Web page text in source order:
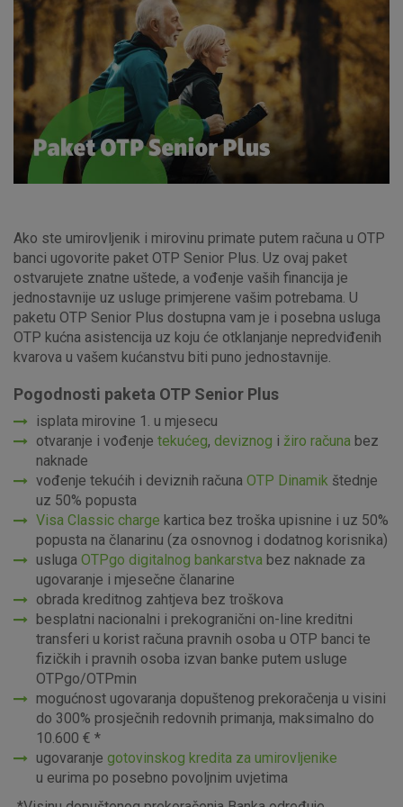
Ako ste umirovljenik i mirovinu primate putem računa u OTP
banci ugovorite paket OTP Senior Plus. Uz ovaj paket
ostvarujete znatne uštede, a vođenje vaših financija je
jednostavnije uz usluge primjerene vašim potrebama. U
paketu OTP Senior Plus dostupna vam je i posebna usluga
OTP kućna asistencija uz koju će otklanjanje nepredviđenih
kvarova u vašem kućanstvu biti puno jednostavnije.
Pogodnosti paketa OTP Senior Plus
isplata mirovine 1. u mjesecu
otvaranje i vođenje tekućeg, deviznog i žiro računa bez
naknade
vođenje tekućih i deviznih računa OTP Dinamik štednje
uz 50% popusta
Visa Classic charge kartica bez troška upisnine i uz 50%
popusta na članarinu (za osnovnog i dodatnog korisnika)
usluga OTPgo digitalnog bankarstva bez naknade za
ugovaranje i mjesečne članarine
obrada kreditnog zahtjeva bez troškova
besplatni nacionalni i prekogranični on-line kreditni
transferi u korist računa pravnih osoba u OTP banci te
fizičkih i pravnih osoba izvan banke putem usluge
OTPgo/OTPmin
mogućnost ugovaranja dopuštenog prekoračenja u visini
do 300% prosječnih redovnih primanja, maksimalno do
10.600 € *
ugovaranje gotovinskog kredita za umirovljenike
u eurima po posebno povoljnim uvjetima